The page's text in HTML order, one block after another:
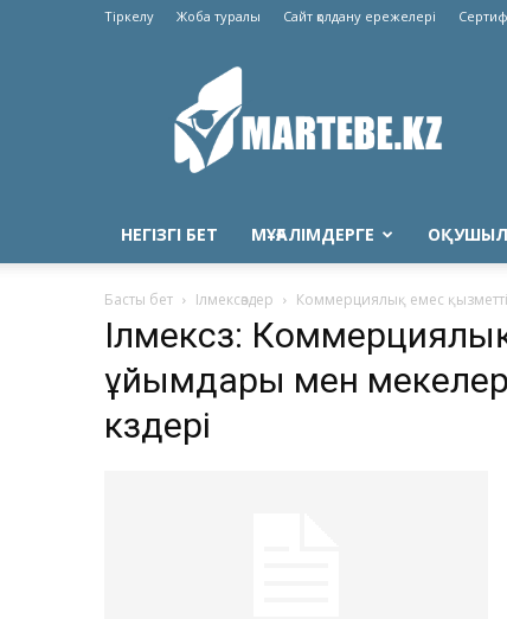
Тіркелу Жоба туралы Сайт қолдану ережелері
Martebe.kz
білім
сайты
НЕГІЗГІ БЕТ МҰҒАЛІМДЕРГЕ
Басты бет Ілмексөздер Коммерциялық емес
Ілмексөз:
ұйымдары мен
көздері